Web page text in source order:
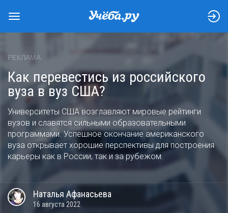
РЕКЛАМА
Как перевестись из российского
вуза в вуз США?
Университеты США возглавляют мировые рейтинги
вузов и славятся сильными образовательными
программами. Успешное окончание американского
вуза открывает хорошие перспективы для построения
карьеры как в России, так и за рубежом.
Наталья Афанасьева
16 августа 2022